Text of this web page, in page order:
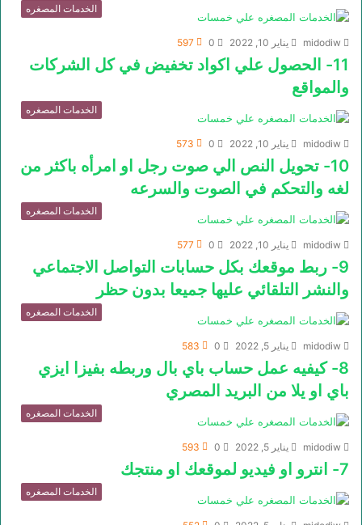
الخدمات المصغره
midodiw يناير 10, 2022 0
597
11- الحصول علي اكواد تخفيض في كل الشركات
والمواقع
الخدمات المصغره
midodiw يناير 10, 2022 0
573
10- تحويل النص الي صوت رجل او امرأه باكثر من
لغه والتحكم في الصوت والسرعه
الخدمات المصغره
midodiw يناير 10, 2022 0
577
9- ربط موقعك بكل حسابات التواصل الاجتماعي
والنشر التلقائي عليها جميعا بدون حظر
الخدمات المصغره
midodiw يناير 5, 2022 0
583
8- كيفيه عمل حساب باي بال وربطه بفيزا ايزي
باي او يلا من البريد المصري
الخدمات المصغره
midodiw يناير 5, 2022 0
593
7- انترو او فيديو لموقعك او منتجك
الخدمات المصغره